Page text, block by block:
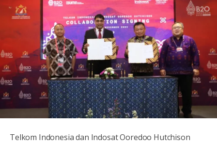
Telkom Indonesia dan Indosat Ooredoo Hutchison